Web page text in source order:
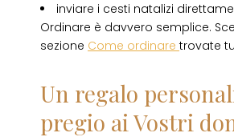
inviare i cesti natalizi
Ordinare è davvero semplice.
sezione Come ordinare trovate
Un regalo
pregio ai Vostri